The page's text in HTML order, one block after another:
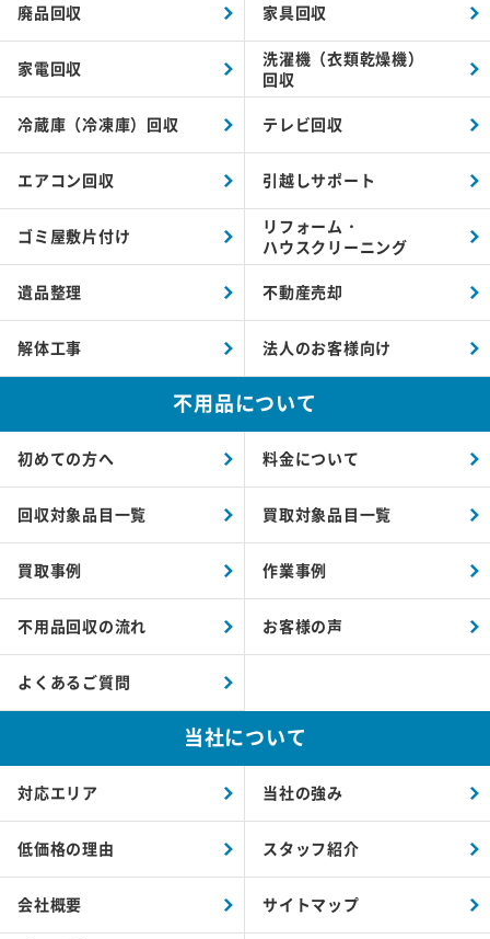
廃品回収 家具回収
家電回収
洗濯機（衣類乾燥機）
回収
冷蔵庫（冷凍庫）回収 テレビ回収
エアコン回収 引越しサポート
ゴミ屋敷片付け
リフォーム・
ハウスクリーニング
遺品整理 不動産売却
解体工事 法人のお客様向け
不用品について
初めての方へ 料金について
回収対象品目一覧 買取対象品目一覧
買取事例 作業事例
不用品回収の流れ お客様の声
よくあるご質問
当社について
対応エリア 当社の強み
低価格の理由 スタッフ紹介
会社概要 サイトマップ